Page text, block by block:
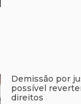
Demissão por
possível
direitos